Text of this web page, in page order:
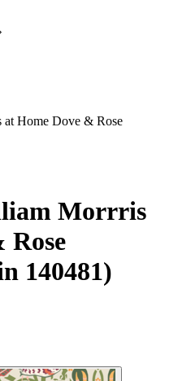
Home Dove & Rose
Morrris
Rose
140481)